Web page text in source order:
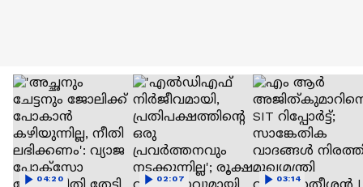
04:20 02:07 03:14